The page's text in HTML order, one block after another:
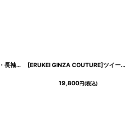
[韓国製][rinfarre]チェーン柄・長袖・Aライン・ベージュ・プリーツ・シフォン・Vネック・ミディアム・ひざ下・ワンピース・ドレス[黒木麗奈着用][送料無料] [ERUKEI GINZA COUTURE]ツイード・ポケット・ノースリーブ・Aライン・シンプル・ミニドレス・ワンピース[黒木麗奈着用][送料無料]
19,800円(税込)